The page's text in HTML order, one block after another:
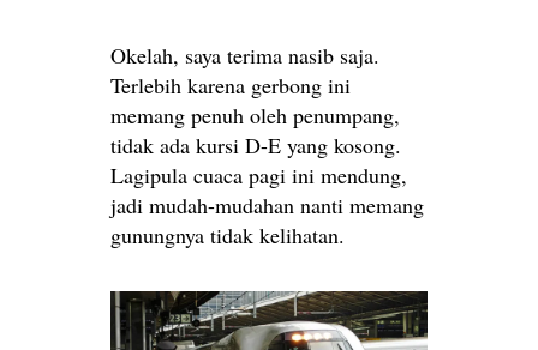
Okelah, saya terima nasib saja.
Terlebih karena gerbong ini
memang penuh oleh penumpang,
tidak ada kursi D-E yang kosong.
Lagipula cuaca pagi ini mendung,
jadi mudah-mudahan nanti memang
gunungnya tidak kelihatan.